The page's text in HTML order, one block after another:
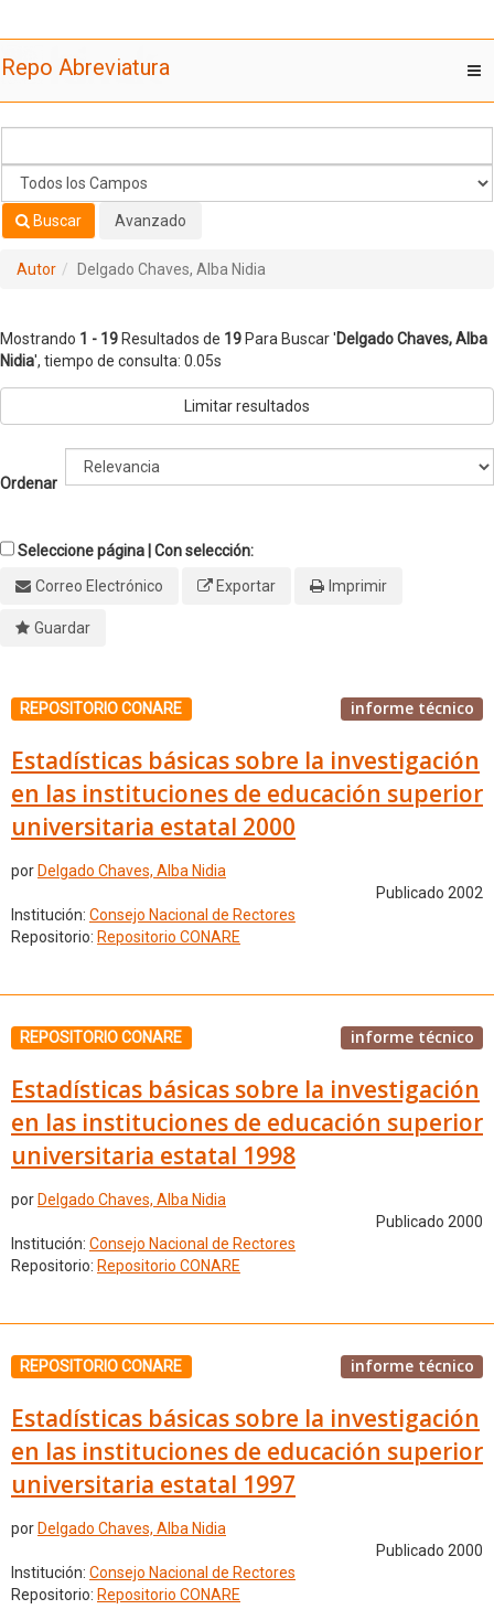
Nidia'
Repo Abreviatura
Buscar Avanzado
Autor Delgado Chaves, Alba Nidia
Mostrando 1 - 19 Resultados de 19 Para Buscar 'Delgado Chaves, Alba
Nidia', tiempo de consulta: 0.05s
Limitar resultados
Ordenar
Seleccione página | Con selección:
Correo Electrónico
Exportar Imprimir
Guardar
REPOSITORIO CONARE informe técnico
Estadísticas básicas sobre la investigación
en las instituciones de educación superior
universitaria estatal 2000
por Delgado Chaves, Alba Nidia
Publicado 2002
Institución: Consejo Nacional de Rectores
Repositorio: Repositorio CONARE
REPOSITORIO CONARE informe técnico
Estadísticas básicas sobre la investigación
en las instituciones de educación superior
universitaria estatal 1998
por Delgado Chaves, Alba Nidia
Publicado 2000
Institución: Consejo Nacional de Rectores
Repositorio: Repositorio CONARE
REPOSITORIO CONARE informe técnico
Estadísticas básicas sobre la investigación
en las instituciones de educación superior
universitaria estatal 1997
por Delgado Chaves, Alba Nidia
Publicado 2000
Institución: Consejo Nacional de Rectores
Repositorio: Repositorio CONARE